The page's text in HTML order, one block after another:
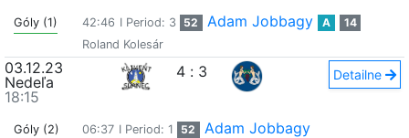
Góly (1) 42:46 I Period: 3 52 Adam Jobbagy A
14
Roland Kolesár
03.12.23
Nedeľa
18:15
4 : 3 Detailne
Góly (2) 06:37 I Period: 1 52 Adam Jobbagy